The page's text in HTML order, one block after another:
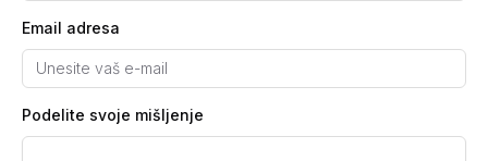
Email adresa
Podelite svoje mišljenje